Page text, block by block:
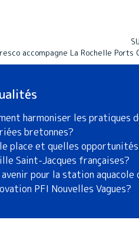
accompagne La Rochelle Ports
harmoniser les pratiques
bretonnes?
place et quelles opportunités
Saint-Jacques françaises?
avenir pour la station
PFI Nouvelles Vagues?